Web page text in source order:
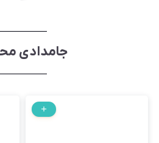
جامدادی